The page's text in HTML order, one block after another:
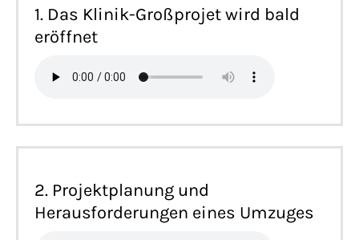
1. Das Klinik-Großprojet wird bald
eröffnet
2. Projektplanung und
Herausforderungen eines Umzuges